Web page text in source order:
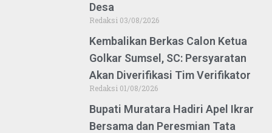
Desa
Redaksi 03/08/2026
Kembalikan Berkas Calon Ketua
Golkar Sumsel, SC: Persyaratan
Akan Diverifikasi Tim Verifikator
Redaksi 01/08/2026
Bupati Muratara Hadiri Apel Ikrar
Bersama dan Peresmian Tata